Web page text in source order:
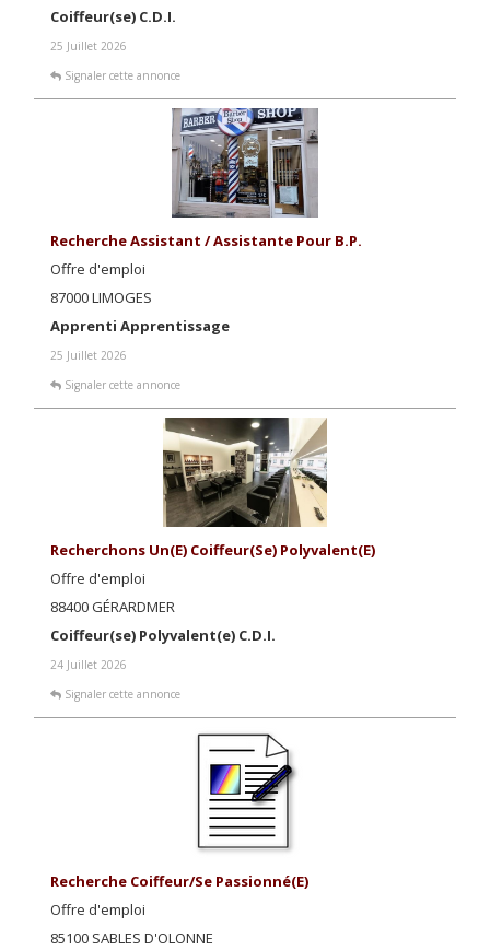
Coiffeur(se) C.D.I.
25 Juillet 2026
Signaler cette annonce
Recherche Assistant / Assistante Pour B.p.
Offre d'emploi
87000 LIMOGES
Apprenti Apprentissage
25 Juillet 2026
Signaler cette annonce
Recherchons Un(e) Coiffeur(se) Polyvalent(e)
Offre d'emploi
88400 GÉRARDMER
Coiffeur(se) Polyvalent(e) C.D.I.
24 Juillet 2026
Signaler cette annonce
Recherche Coiffeur/se Passionné(e)
Offre d'emploi
85100 SABLES D'OLONNE